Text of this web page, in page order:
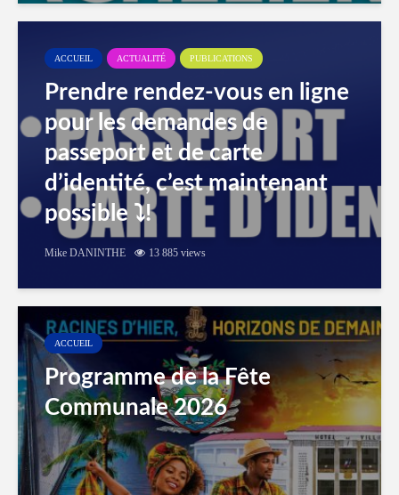
ACCUEIL ACTUALITÉ PUBLICATIONS
Prendre rendez-vous en ligne
pour les demandes de
passeport et de carte
d’identité, c’est maintenant
possible ⤵️!
Mike DANINTHE 13 885 views
ACCUEIL
Programme de la Fête
Communale 2026